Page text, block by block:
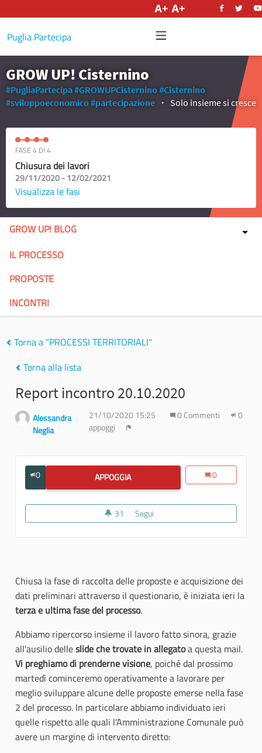
Puglia Partecipa
GROW UP! Cisternino
#PugliaPartecipa#GROWUPCisternino #Cisternino
#sviluppoeconomico #partecipazione Solo insieme si cresce
FASE 4 DI 4
Chiusura dei lavori
29/11/2020 - 12/02/2021
Visualizza le fasi
GROW UP! BLOG
IL PROCESSO
PROPOSTE
INCONTRI
Torna a "PROCESSI TERRITORIALI"
Torna alla lista
Report incontro 20.10.2020
Alessandra
Neglia
21/10/2020 15:25 0 Commenti
0
appoggi
0 APPOGGIAREPORT INCONTRO 20.10.2020
0
31 31 sostenitori
Segui
Chiusa la fase di raccolta delle proposte e acquisizione dei
dati preliminari attraverso il questionario, è iniziata ieri la
terza e ultima fase del processo.
Abbiamo ripercorso insieme il lavoro fatto sinora, grazie
all'ausilio delleslide che trovate in allegatoa questa mail.
Vi preghiamo di prenderne visione, poiché dal prossimo
martedì cominceremo operativamente a lavorare per
meglio sviluppare alcune delle proposte emerse nella fase
2 del processo. In particolare abbiamo individuato ieri
quelle rispetto alle quali l'Amministrazione Comunale può
avere un margine di intervento diretto: